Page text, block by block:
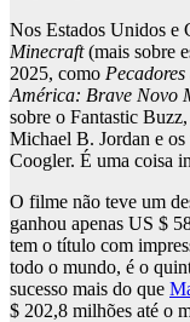
Nos Estados Unidos e
Minecraft(mais sobre
2025, como Pecadores
América: Brave Novo
sobre o Fantastic
Michael B. Jordan e os
Coogler. É uma coisa
O filme não teve um
ganhou apenas US $
tem o título com
todo o mundo, é o
sucesso mais do que
$ 202,8 milhões até o